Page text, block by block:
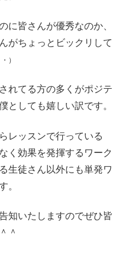
に皆さんが優秀なのか、
がちょっとビックリして
）
れてる方の多くがポジテ
としても嬉しい訳です。
レッスンで行っている
く効果を発揮するワーク
生徒さん以外にも単発ワ
。
知いたしますのでぜひ皆
＾